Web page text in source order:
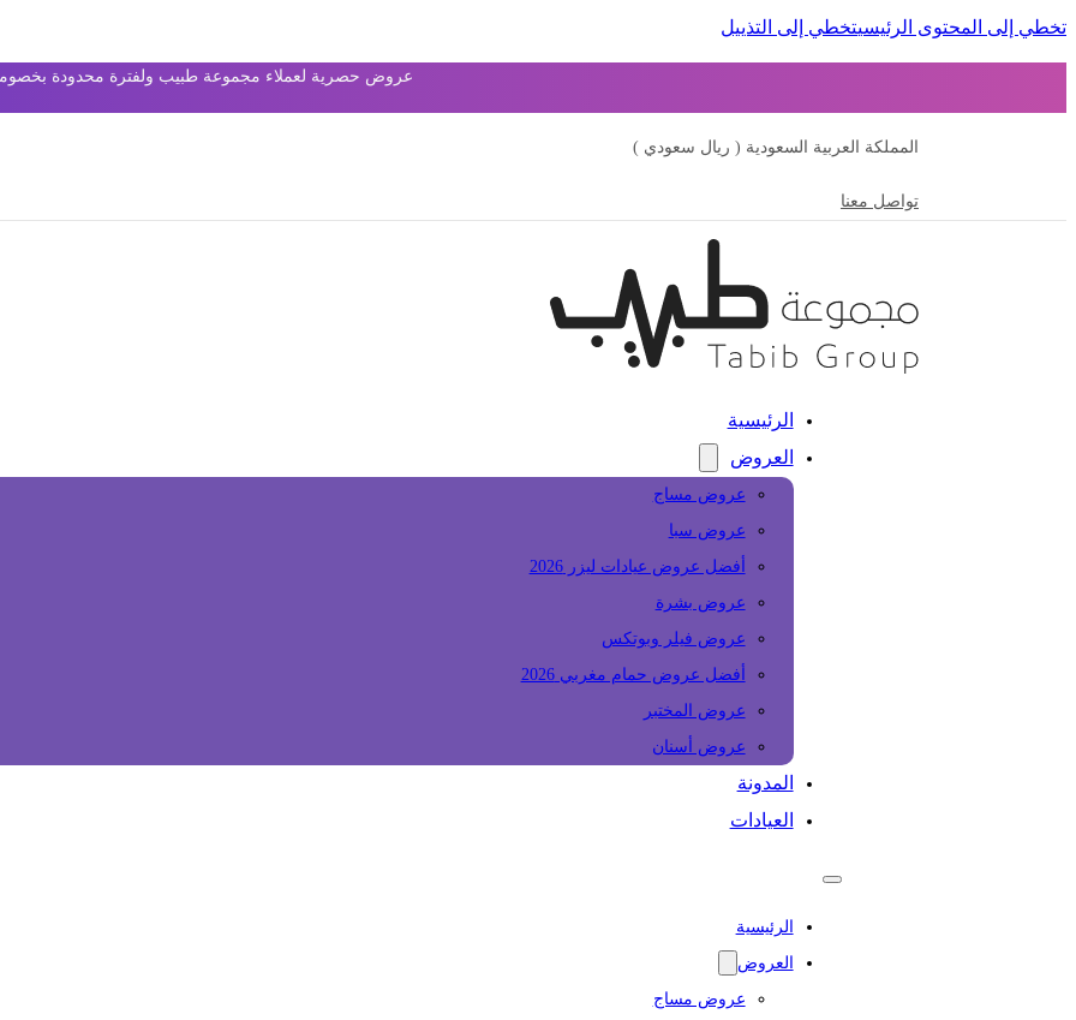
تخطي إلى المحتوى الرئيسيتخطي إلى التذييل
عروض حصرية لعملاء مجموعة طبيب ولفترة محدودة بخصومات
المملكة العربية السعودية ( ريال سعودي )
تواصل معنا
الرئيسية
العروض
عروض مساج
عروض سبا
أفضل عروض عيادات ليزر 2026
عروض بشرة
عروض فيلر وبوتكس
أفضل عروض حمام مغربي 2026
عروض المختبر
عروض أسنان
المدونة
العيادات
الرئيسية
العروض
عروض مساج